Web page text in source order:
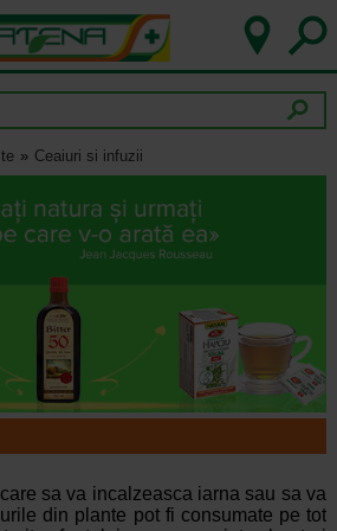
Ceaiuri si infuzii
sa va incalzeasca iarna sau sa va
din plante pot fi consumate pe tot